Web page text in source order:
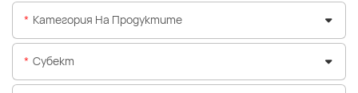
Категория На Продуктите
Субект